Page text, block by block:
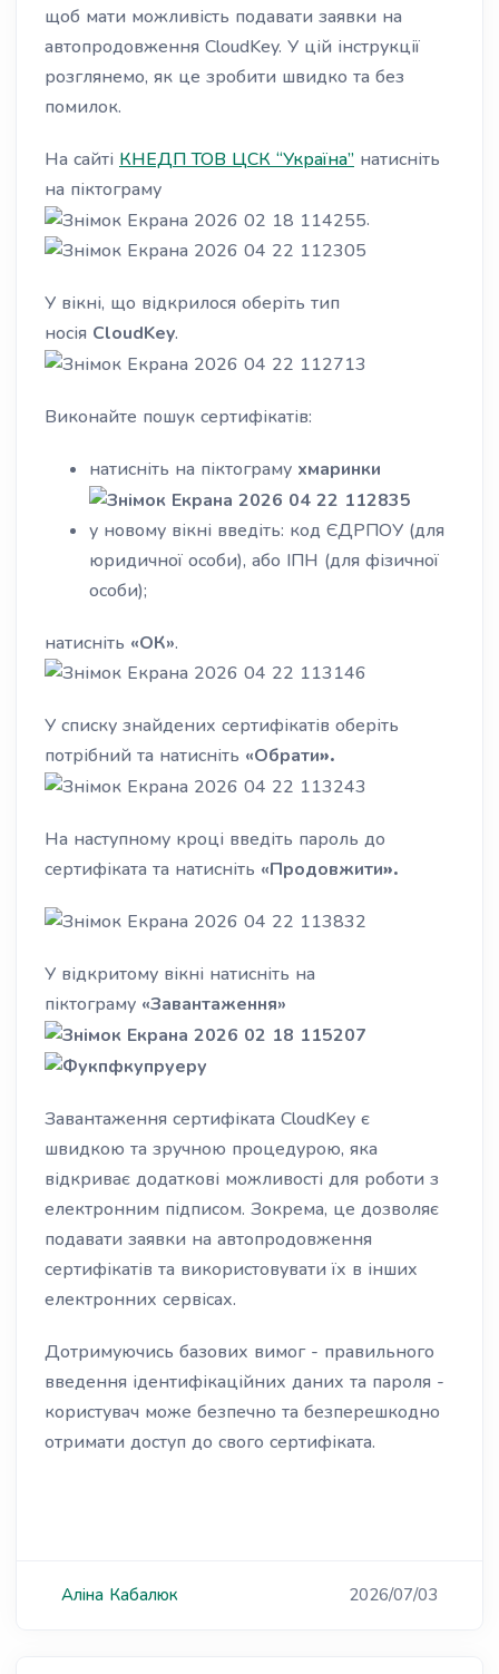
щоб мати можливість подавати заявки на
автопродовження CloudKey. У цій інструкції
розглянемо, як це зробити швидко та без
помилок.
На сайті КНЕДП ТОВ ЦСК “Україна” натисніть
на піктограму
.
У вікні, що відкрилося оберіть тип
носія CloudKey.
Виконайте пошук сертифікатів:
натисніть на піктограму хмаринки
у новому вікні введіть: код ЄДРПОУ (для
юридичної особи), або ІПН (для фізичної
особи);
натисніть «ОК».
У списку знайдених сертифікатів оберіть
потрібний та натисніть «Обрати».
На наступному кроці введіть пароль до
сертифіката та натисніть «Продовжити».
У відкритому вікні натисніть на
піктограму «Завантаження»
Завантаження сертифіката CloudKey є
швидкою та зручною процедурою, яка
відкриває додаткові можливості для роботи з
електронним підписом. Зокрема, це дозволяє
подавати заявки на автопродовження
сертифікатів та використовувати їх в інших
електронних сервісах.
Дотримуючись базових вимог - правильного
введення ідентифікаційних даних та пароля -
користувач може безпечно та безперешкодно
отримати доступ до свого сертифіката.
Аліна Кабалюк 2026/07/03